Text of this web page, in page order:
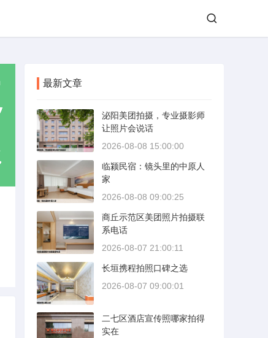
最新文章
泌阳美团拍摄，专业摄影师
让照片会说话
2026-08-08 15:00:00
临颍民宿：镜头里的中原人
家
2026-08-08 09:00:25
商丘示范区美团照片拍摄联
系电话
2026-08-07 21:00:11
长垣携程拍照口碑之选
2026-08-07 09:00:01
二七区酒店宣传照哪家拍得
实在